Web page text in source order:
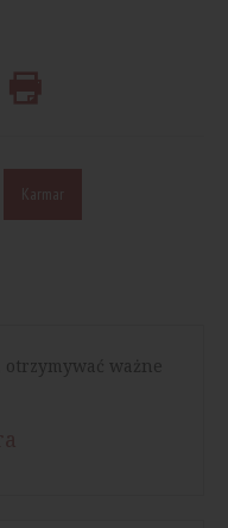
Karmar
otrzymywać ważne